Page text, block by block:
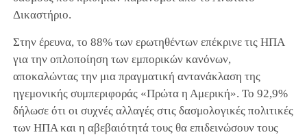
Δικαστήριο.
Στην έρευνα, το 88% των ερωτηθέντων επέκρινε τις ΗΠΑ
για την οπλοποίηση των εμπορικών κανόνων,
αποκαλώντας την μια πραγματική αντανάκλαση της
ηγεμονικής συμπεριφοράς «Πρώτα η Αμερική». Το 92,9%
δήλωσε ότι οι συχνές αλλαγές στις δασμολογικές πολιτικές
των ΗΠΑ και η αβεβαιότητά τους θα επιδεινώσουν τους